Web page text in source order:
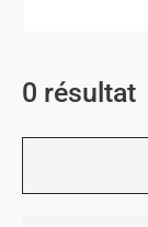
0 résultat